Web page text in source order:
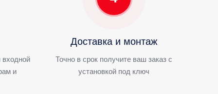
входной
и
Доставка и монтаж
Точно в срок получите ваш заказ с
установкой под ключ